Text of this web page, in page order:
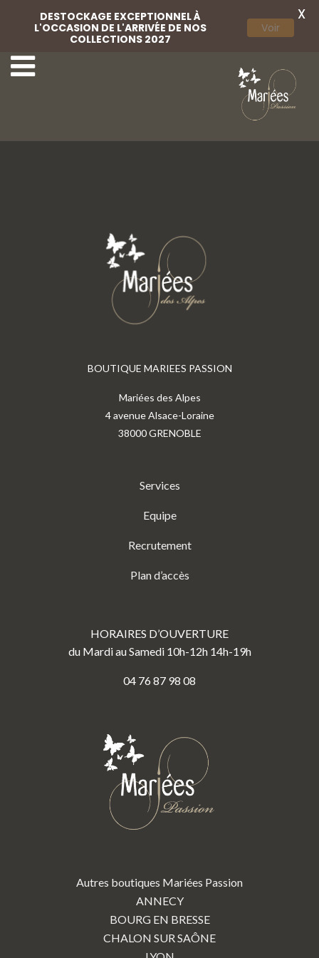
Weise 05 Weise 06
BOUTIQUE MARIEES PASSION
Mariées des Alpes
4 avenue Alsace-Loraine
38000 GRENOBLE
Services
Equipe
Recrutement
Plan d’accès
HORAIRES D’OUVERTURE
du Mardi au Samedi 10h-12h 14h-19h
04 76 87 98 08
Autres boutiques Mariées Passion
ANNECY
BOURG EN BRESSE
CHALON SUR SAÔNE
DESTOCKAGE EXCEPTIONNEL À
L'OCCASION DE L'ARRIVÉE DE NOS
COLLECTIONS 2027
Voir
X